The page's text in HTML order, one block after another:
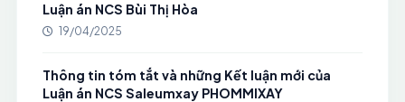
Luận án NCS Bùi Thị Hòa
19/04/2025
Thông tin tóm tắt và những Kết luận mới của
Luận án NCS Saleumxay PHOMMIXAY